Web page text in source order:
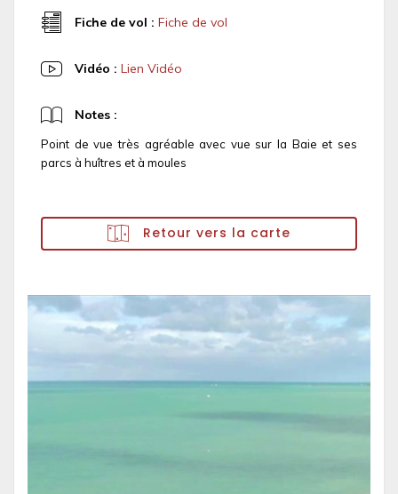
Fiche de vol : Fiche de vol
Vidéo : Lien Vidéo
Notes :
Point de vue très agréable avec vue sur la Baie et ses
parcs à huîtres et à moules
Retour vers la carte